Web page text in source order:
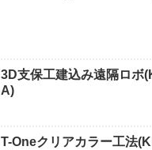
3D支保工建込み遠隔ロボ
A)
T-Oneクリアカラー工法